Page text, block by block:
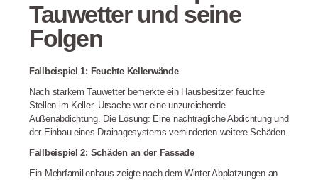
Tauwetter und seine
Folgen
Fallbeispiel 1: Feuchte Kellerwände
Nach starkem Tauwetter bemerkte ein Hausbesitzer feuchte
Stellen im Keller. Ursache war eine unzureichende
Außenabdichtung. Die Lösung: Eine nachträgliche Abdichtung und
der Einbau eines Drainagesystems verhinderten weitere Schäden.
Fallbeispiel 2: Schäden an der Fassade
Ein Mehrfamilienhaus zeigte nach dem Winter Abplatzungen an